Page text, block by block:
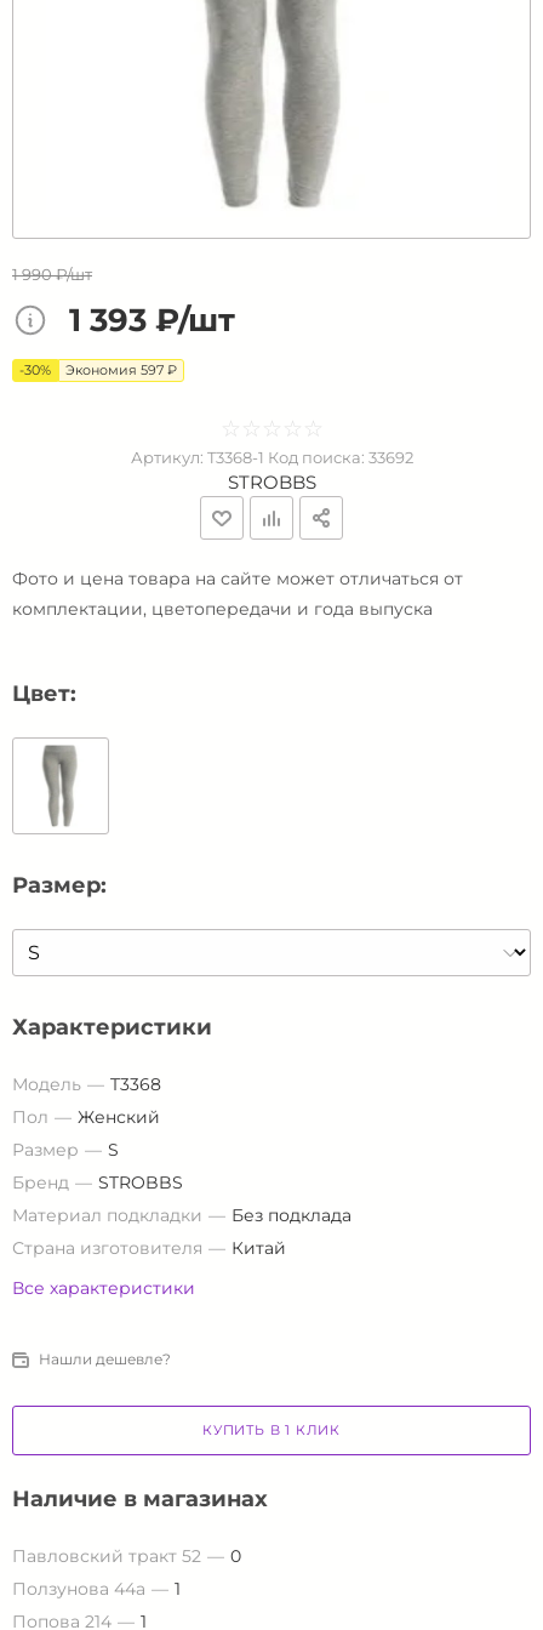
1 990 ₽/шт
1 393 ₽/шт
-30% Экономия 597 ₽
☆ ☆ ☆ ☆ ☆
★ ★ ★ ★ ★
Артикул: T3368-1 Код поиска: 33692
STROBBS
Фото и цена товара на сайте может отличаться от
комплектации, цветопередачи и года выпуска
Цвет:
Размер:
Характеристики
Модель
T3368
Пол
Женский
Размер
S
Бренд
STROBBS
Материал подкладки
Без подклада
Страна изготовителя
Китай
Все характеристики
Нашли дешевле?
КУПИТЬ В 1 КЛИК
Наличие в магазинах
Павловский тракт 52
0
Ползунова 44а
1
Попова 214
1